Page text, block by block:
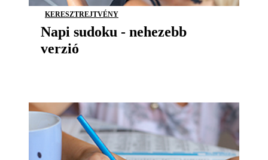
KERESZTREJTVÉNY
Napi sudoku - nehezebb
verzió